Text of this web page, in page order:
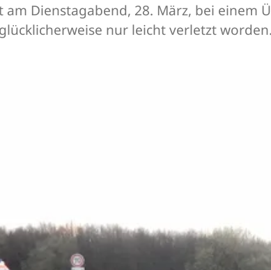
am Dienstagabend, 28. März, bei
nur leicht verletzt worden.